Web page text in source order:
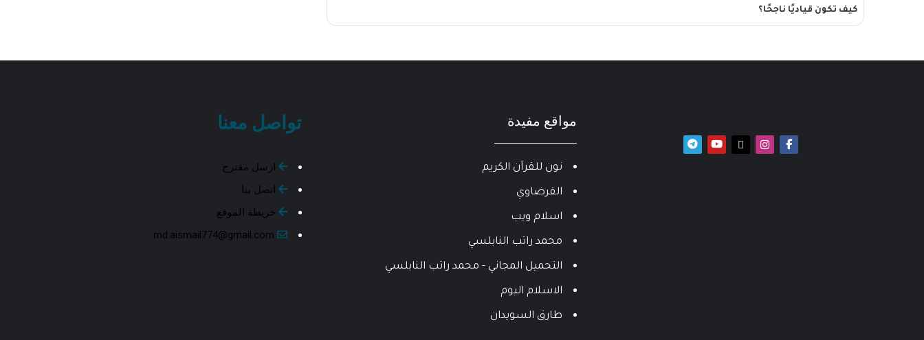
كيف تكون قياديًا ناجحًا؟
مواقع مفيدة
نون للقرآن الكريم
القرضاوي
اسلام ويب
محمد راتب النابلسي
التحميل المجاني - محمد راتب النابلسي
الاسلام اليوم
طارق السويدان
تواصل معنا
ارسل مقترح
اتصل بنا
خريطة الموقع
md.aismail774@gmail.com